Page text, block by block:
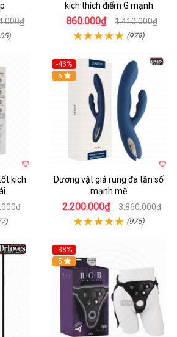
kích thích điểm G mạnh
860.000₫ 1.410.000₫
(979)
kích
-43%
Hot
5
Dương vật giả rung đa tần số
mạnh mẽ
2.200.000₫ 3.860.000₫
(975)
-38%
Hot
5